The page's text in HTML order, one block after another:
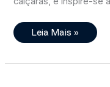
Presente
A
Leia Mais »